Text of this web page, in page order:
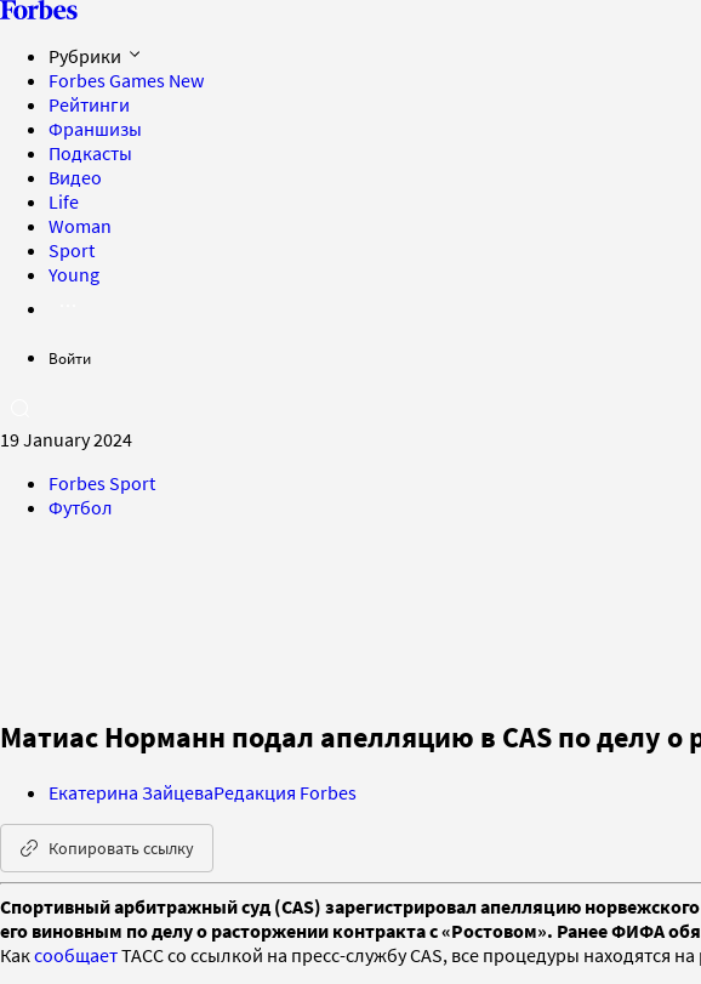
Рубрики
Forbes Games New
Рейтинги
Франшизы
Подкасты
Видео
Life
Woman
Sport
Young
Войти
19 January 2024
Forbes Sport
Футбол
Матиас Норманн подал апелляцию в CAS по делу о
Екатерина ЗайцеваРедакция Forbes
Копировать ссылку
Спортивный арбитражный суд (CAS) зарегистрировал апелляцию
его виновным по делу о расторжении контракта с «Ростовом». Ранее ФИФА
КаксообщаетТАСС со ссылкой на пресс-службу CAS, все процедуры находятся